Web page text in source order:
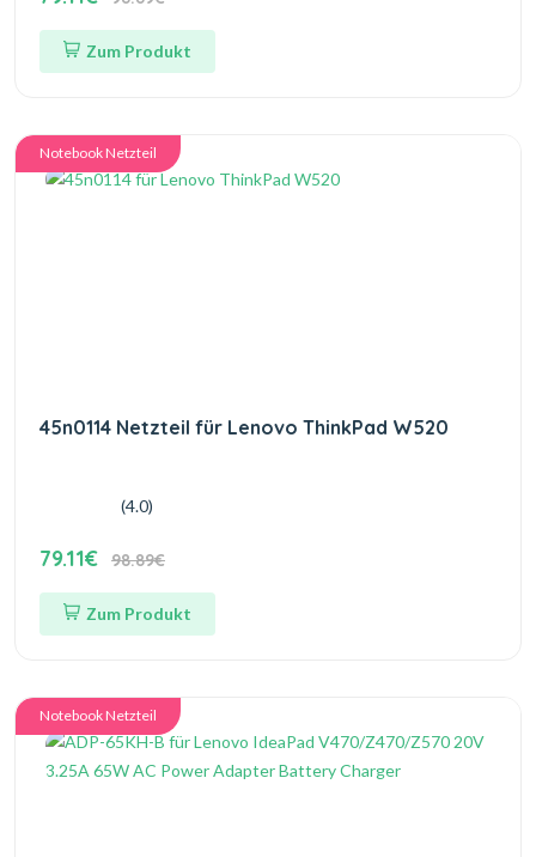
Zum Produkt
Notebook Netzteil
45n0114 Netzteil für Lenovo ThinkPad W520
(4.0)
79.11€ 98.89€
Zum Produkt
Notebook Netzteil